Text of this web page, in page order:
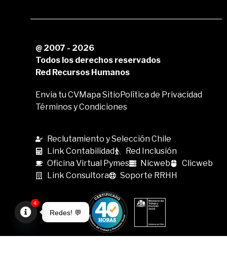
@ 2007 - 2026
Todos los derechos reservados
Red Recursos Humanos
Envia tu CVMapa SitioPolítica de Privacidad
Términos y Condiciones
Reclutamiento y Selección Chile
Link Contabilidad
Red Inclusión
Oficina Virtual Pymes
Nicweb
Clicweb
Link Consultora
Soporte RRHH
Redes! 💬
4